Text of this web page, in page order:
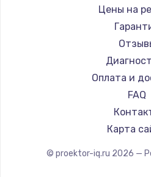
JVC
Casio
Цены на
Оплата и
FAQ
Карта
© proektor-iq.ru 2026 —